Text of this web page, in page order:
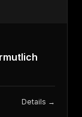
Details →